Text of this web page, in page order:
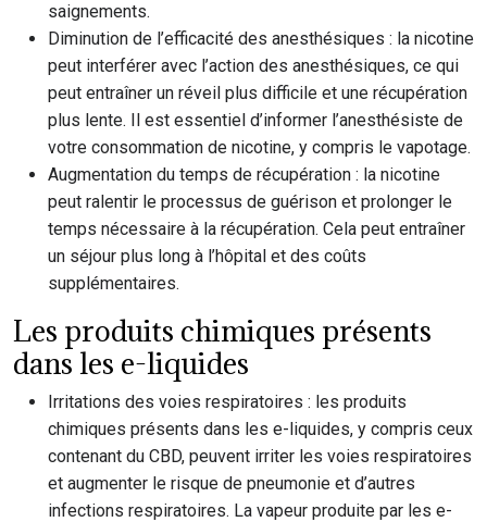
saignements.
Diminution de l’efficacité des anesthésiques : la nicotine
peut interférer avec l’action des anesthésiques, ce qui
peut entraîner un réveil plus difficile et une récupération
plus lente. Il est essentiel d’informer l’anesthésiste de
votre consommation de nicotine, y compris le vapotage.
Augmentation du temps de récupération : la nicotine
peut ralentir le processus de guérison et prolonger le
temps nécessaire à la récupération. Cela peut entraîner
un séjour plus long à l’hôpital et des coûts
supplémentaires.
Les produits chimiques présents
dans les e-liquides
Irritations des voies respiratoires : les produits
chimiques présents dans les e-liquides, y compris ceux
contenant du CBD, peuvent irriter les voies respiratoires
et augmenter le risque de pneumonie et d’autres
infections respiratoires. La vapeur produite par les e-